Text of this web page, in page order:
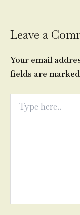
Leave a
Your email
fields are marked
here..